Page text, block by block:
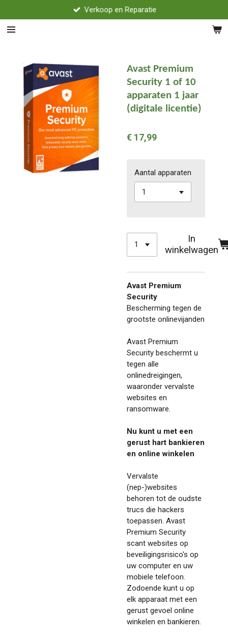
direct
naar
Verkoop en Reparatie
Avast Premium
Security 1 of 10
apparaten 1 jaar
(digitale licentie)
€ 17,99
Aantal apparaten
In
winkelwagen
Avast Premium
Security
Bescherming tegen de
grootste onlinevijanden
Avast Premium
Security beschermt u
tegen alle
onlinedreigingen,
waaronder vervalste
websites en
ransomware.
Nu kunt u met een
gerust hart bankieren
en online winkelen
Vervalste
(nep-)websites
behoren tot de oudste
trucs die hackers
toepassen. Avast
Premium Security
scant websites op
beveiligingsrisico's op
uw computer en uw
mobiele telefoon.
Zodoende kunt u op
elk apparaat met een
gerust gevoel online
winkelen en bankieren.